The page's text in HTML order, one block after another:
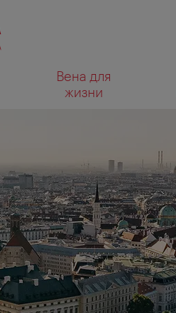
Вена для
жизни